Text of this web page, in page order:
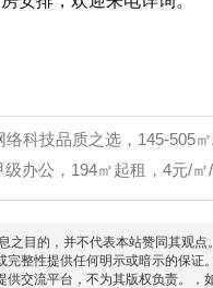
科技品质之选，145-505
办公，194㎡起租，4元/
之目的，并不代表本站赞同其观
整性提供任何明示或暗示的保
交流平台，不为其版权负责。